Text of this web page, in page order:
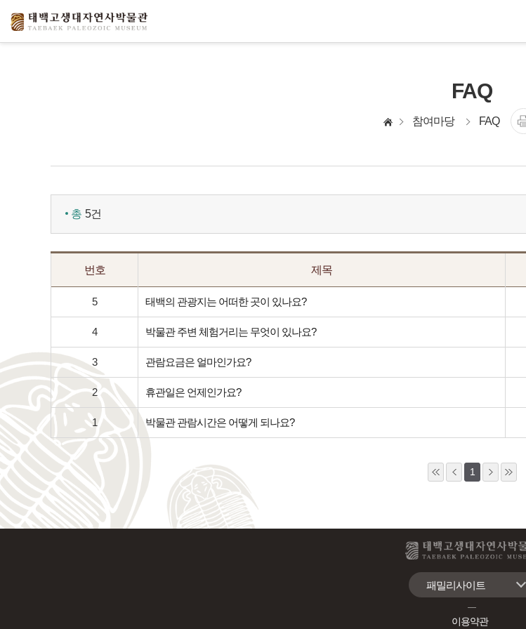
FAQ
참여마당 FAQ
총 5건
번호 제목
5 태백의 관광지는 어떠한 곳이 있나요?
4 박물관 주변 체험거리는 무엇이 있나요?
3 관람요금은 얼마인가요?
2 휴관일은 언제인가요?
1 박물관 관람시간은 어떻게 되나요?
1
이용약관
패밀리사이트